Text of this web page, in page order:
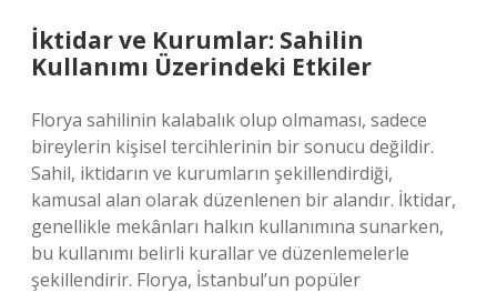
İktidar ve Kurumlar: Sahilin
Kullanımı Üzerindeki Etkiler
Florya sahilinin kalabalık olup olmaması, sadece
bireylerin kişisel tercihlerinin bir sonucu değildir.
Sahil, iktidarın ve kurumların şekillendirdiği,
kamusal alan olarak düzenlenen bir alandır. İktidar,
genellikle mekânları halkın kullanımına sunarken,
bu kullanımı belirli kurallar ve düzenlemelerle
şekillendirir. Florya, İstanbul’un popüler